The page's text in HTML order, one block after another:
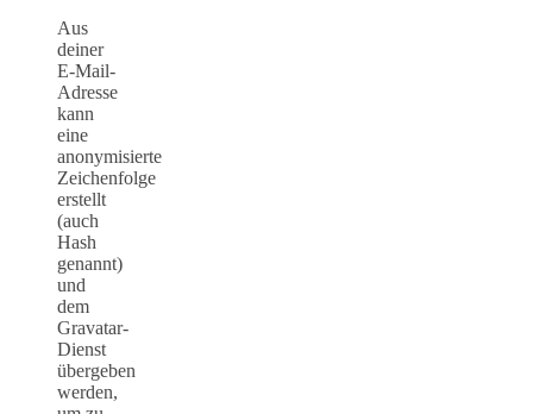
Aus
deiner
E-Mail-
Adresse
kann
eine
anonymisierte
Zeichenfolge
erstellt
(auch
Hash
genannt)
und
dem
Gravatar-
Dienst
übergeben
werden,